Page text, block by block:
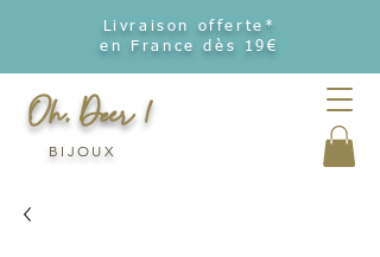
Livraison offerte*
en France dès 19€
Oh, Deer !
BIJOUX